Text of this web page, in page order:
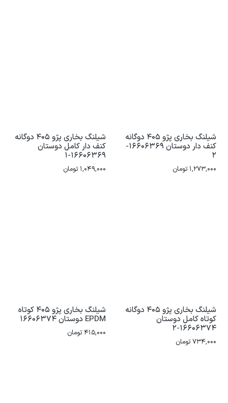
شیلنگ بخاری پژو 405 دوگانه
کنف دار دوستان 16606369-
2
1,273,000 تومان
شیلنگ بخاری پژو 405 دوگانه
کنف دار کامل دوستان
16606369-1
1,049,000 تومان
شیلنگ بخاری پژو 405 دوگانه
کوتاه کامل دوستان
16606374-2
734,000 تومان
شیلنگ بخاری پژو 405 کوتاه
EPDM دوستان 16606374
415,000 تومان